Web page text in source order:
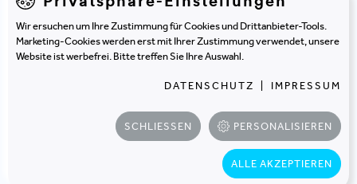
KONICA MINOLTA
WIEN | ÖSTERREICH
Minimalistisch zum Workplace of the Future
Ein neues Zuhause von und für die
MitarbeiterInnen
Wir ersuchen um Ihre Zustimmung für Cookies und Drittanbieter-Tools.
Marketing-Cookies werden erst mit Ihrer Zustimmung verwendet, unsere
Website ist werbefrei. Bitte treffen Sie Ihre Auswahl.
DATENSCHUTZ IMPRESSUM
SCHLIESSEN PERSONALISIEREN
ALLE AKZEPTIEREN